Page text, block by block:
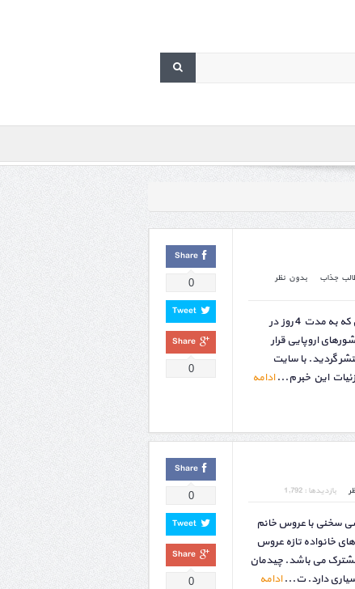
جذاب
بدون نظر
گران قیمت ترین مراسم عروسی که به مدت 4 روز در
اروپایی قرار
گردید. با سایت
این خبر م...ادامه
Share
0
Tweet
Share
0
بازدیدها : 1,792
سخنی با عروس خانم
خانواده تازه عروس
می باشد. چیدمان
دارد. ت...ادامه
Share
0
Tweet
Share
0